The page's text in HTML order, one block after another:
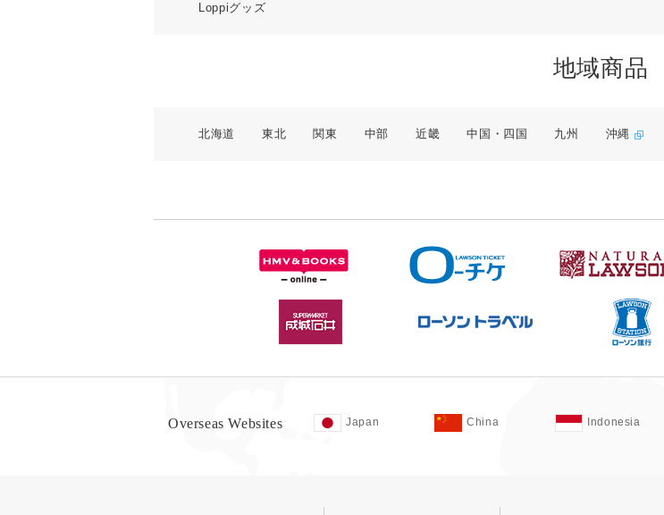
Loppiグッズ
地域商品
北海道 東北 関東 中部 近畿 中国・四国 九州 沖縄
Overseas Websites Japan China Indonesia